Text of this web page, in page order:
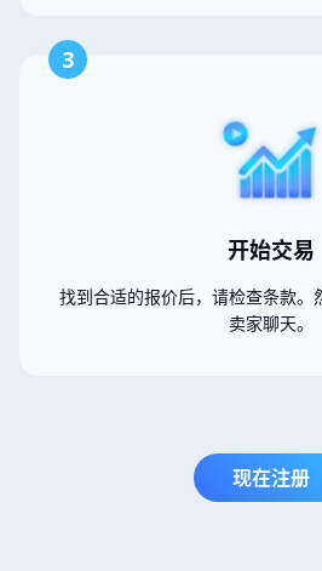
3
开始交易
找到合适的报价后，请检查条款。
卖家聊天。
现在注册